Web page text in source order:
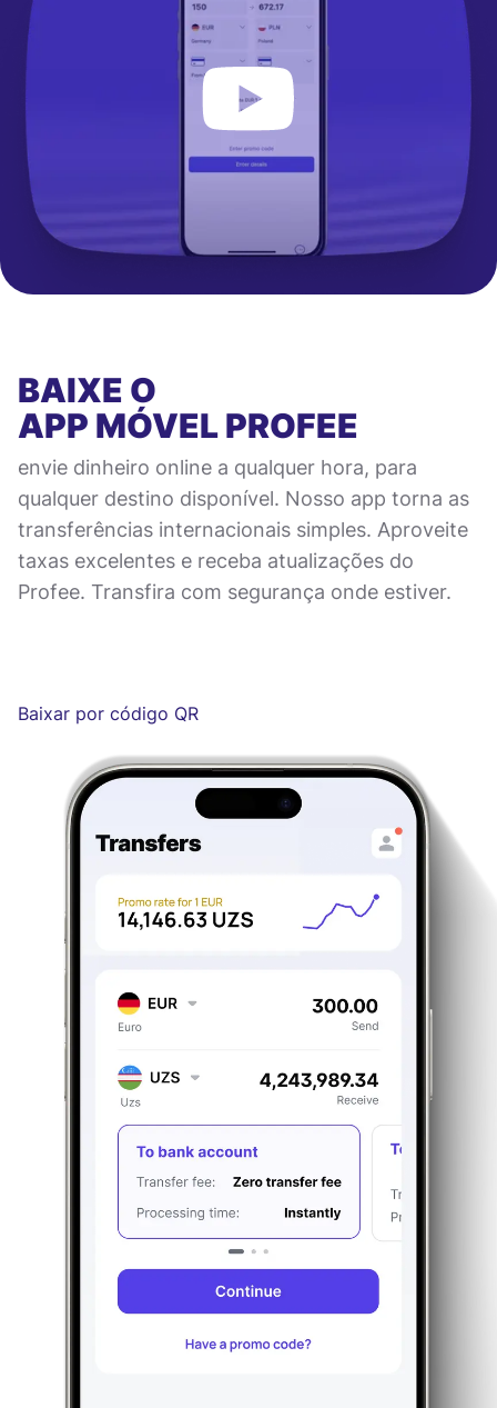
BAIXE O
APP MÓVELPROFEE
envie dinheiro online a qualquer hora, para
qualquer destino disponível. Nosso app torna as
transferências internacionais simples. Aproveite
taxas excelentes e receba atualizações do
Profee. Transfira com segurança onde estiver.
Baixar por código QR